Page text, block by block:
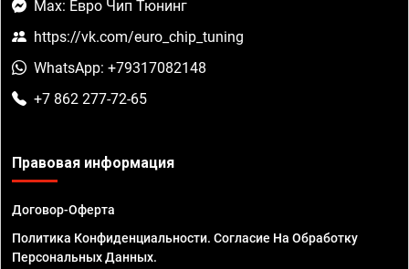
Max: Евро Чип Тюнинг
https://vk.com/euro_chip_tuning
WhatsApp: +79317082148
+7 862 277-72-65
Правовая информация
Договор-Оферта
Политика Конфиденциальности. Согласие На Обработку
Персональных Данных.